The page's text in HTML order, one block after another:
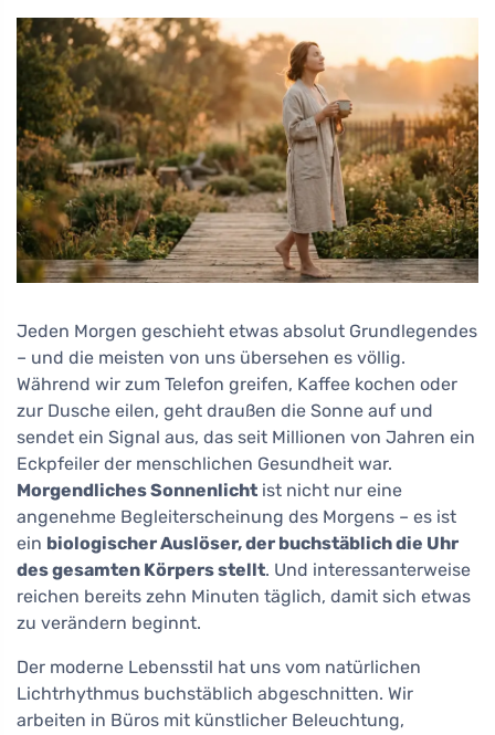
Jeden Morgen geschieht etwas absolut Grundlegendes
– und die meisten von uns übersehen es völlig.
Während wir zum Telefon greifen, Kaffee kochen oder
zur Dusche eilen, geht draußen die Sonne auf und
sendet ein Signal aus, das seit Millionen von Jahren ein
Eckpfeiler der menschlichen Gesundheit war.
Morgendliches Sonnenlicht ist nicht nur eine
angenehme Begleiterscheinung des Morgens – es ist
ein biologischer Auslöser, der buchstäblich die Uhr
des gesamten Körpers stellt. Und interessanterweise
reichen bereits zehn Minuten täglich, damit sich etwas
zu verändern beginnt.
Der moderne Lebensstil hat uns vom natürlichen
Lichtrhythmus buchstäblich abgeschnitten. Wir
arbeiten in Büros mit künstlicher Beleuchtung,